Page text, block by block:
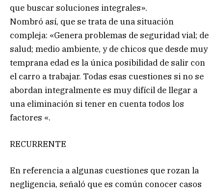
que buscar soluciones integrales».
Nombró así, que se trata de una situación
compleja: «Genera problemas de seguridad vial; de
salud; medio ambiente, y de chicos que desde muy
temprana edad es la única posibilidad de salir con
el carro a trabajar. Todas esas cuestiones si no se
abordan integralmente es muy difícil de llegar a
una eliminación si tener en cuenta todos los
factores «.
RECURRENTE
En referencia a algunas cuestiones que rozan la
negligencia, señaló que es común conocer casos